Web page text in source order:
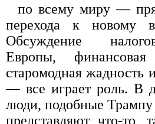
по всему миру —
перехода к новому
Обсуждение
Европы, финансовая
старомодная жадность
— все играет роль. В
люди, подобные
представляют что-то,